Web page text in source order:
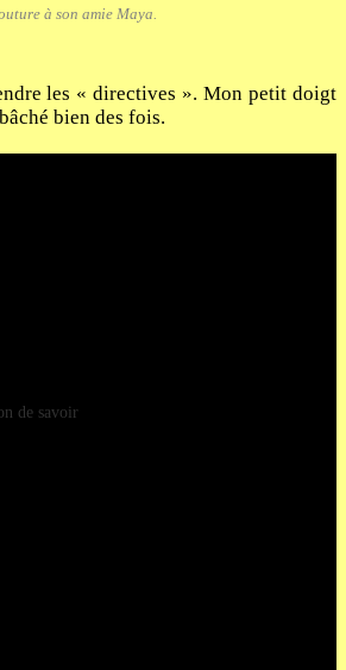
à son amie Maya.
les « directives ». Mon petit doigt
bien des fois.